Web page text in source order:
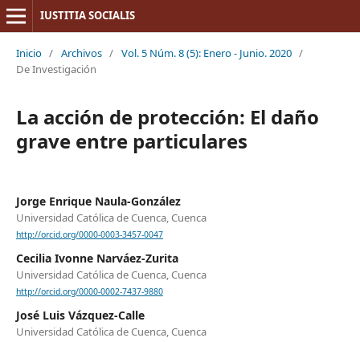
IUSTITIA SOCIALIS
Inicio / Archivos / Vol. 5 Núm. 8 (5): Enero - Junio. 2020 /
De Investigación
La acción de protección: El daño
grave entre particulares
Jorge Enrique Naula-González
Universidad Católica de Cuenca, Cuenca
http://orcid.org/0000-0003-3457-0047
Cecilia Ivonne Narváez-Zurita
Universidad Católica de Cuenca, Cuenca
http://orcid.org/0000-0002-7437-9880
José Luis Vázquez-Calle
Universidad Católica de Cuenca, Cuenca